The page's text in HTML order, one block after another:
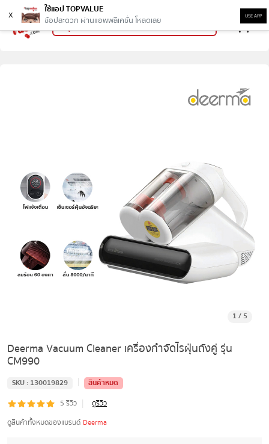
x
ใช้แอป TOPVALUE
ช้อปสะดวก ผ่านแอพพลิเคชั่น โหลดเลย
USE APP
1 /5
Deerma Vacuum Cleaner เครื่องกำจัดไรฝุ่นถังคู่ รุ่น
CM990
SKU : 130019829 |
สินค้าหมด
5 รีวิว |
ดูรีวิว
ดูสินค้าทั้งหมดของแบรนด์ Deerma